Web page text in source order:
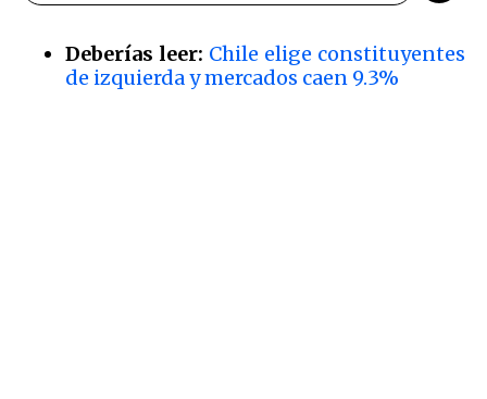
Deberías leer: Chile elige constituyentes
de izquierda y mercados caen 9.3%